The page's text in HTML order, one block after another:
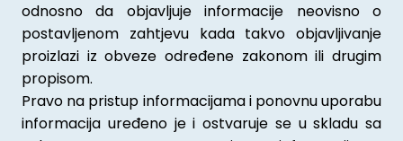
odnosno da objavljuje informacije neovisno o
postavljenom zahtjevu kada takvo objavljivanje
proizlazi iz obveze određene zakonom ili drugim
propisom.
Pravo na pristup informacijama i ponovnu uporabu
informacija uređeno je i ostvaruje se u skladu sa